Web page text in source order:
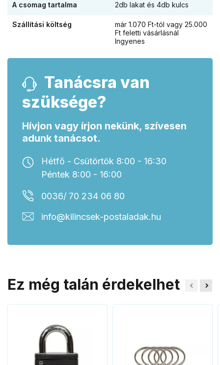
A csomag tartalma 2db lakat és 4db kulcs
Szállítási költség
már 1.070 Ft-tól vagy 25.000
Ft feletti vásárlásnál
Ingyenes
Tanácsra van
szüksége?
Hívjon vagy írjon nekünk, szívesen
adunk tanácsot.
Hétfő - Csütörtök 8:00 - 16:30
Péntek 8:00 - 16:00
0036/ 70 234 06 80
info@kilincsek-postaladak.hu
Ez még talán érdekelhet